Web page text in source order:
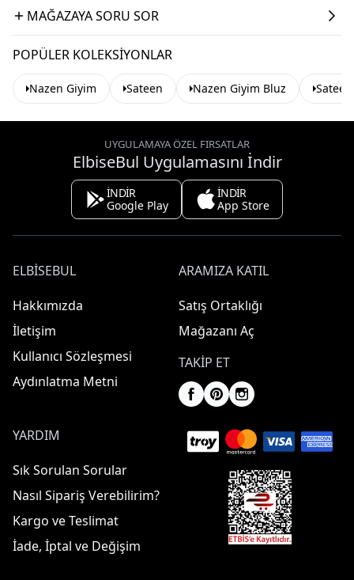
MAĞAZAYA SORU SOR
POPÜLER KOLEKSIYONLAR
Nazen Giyim Sateen Nazen Giyim Bluz
UYGULAMAYA ÖZEL FIRSATLAR
ElbiseBul Uygulamasını İndir
İNDİR
Google Play
İNDİR
App Store
ELBISEBUL
Hakkımızda
İletişim
Kullanıcı Sözleşmesi
Aydınlatma Metni
ARAMIZA KATIL
Satış Ortaklığı
Mağazanı Aç
TAKIP ET
YARDIM
Sık Sorulan Sorular
Nasıl Sipariş Verebilirim?
Kargo ve Teslimat
İade, İptal ve Değişim